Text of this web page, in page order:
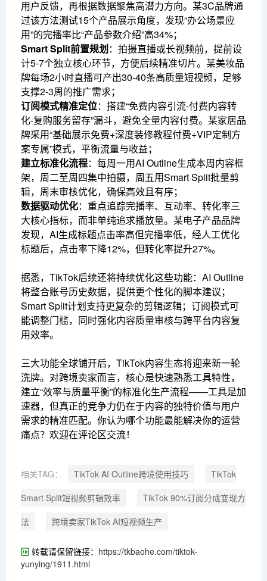
用户反馈，再根据数据聚焦高潜力方向。某3C品牌通
过该方法测试15个产品展示角度，发现“办公场景应
用”的完播率比“产品参数介绍”高34%；
Smart Split前置规划：拍摄直播或长视频前，提前设
计5-7个独立核心环节，方便后续精准切片。某美妆品
牌每场2小时直播可产出30-40条高质量短视频，足够
支撑2-3周的推广需求；
订阅模式精准定位：搭建“免费内容引流-付费内容转
化-复购服务留存”漏斗，避免全量内容付费。某家居品
牌采用“基础展示免费+深度装修教程付费+VIP定制方
案专属”模式，平衡流量与收益；
建立标准化流程：每周一用AI Outline生成本周内容框
架，周二至周四集中拍摄，周五用Smart Split批量剪
辑，周末审核优化，确保高效且有序；
数据驱动优化：重点追踪完播率、互动率、转化率三
大核心指标，而非单纯追求播放量。某电子产品品牌
发现，AI生成标题点击率高但完播率低，经人工优化
标题后，点击率下降12%，但转化率提升27%。
据悉，TikTok后续还将持续优化这些功能：AI Outline
将整合账号历史数据，提供更个性化的脚本建议；
Smart Split计划支持更复杂的剪辑逻辑；订阅模式可
能调整门槛，同时强化内容质量审核与跨平台内容复
用效率。
三大功能全球铺开后，TikTok内容生态将迎来新一轮
洗牌。对跨境卖家而言，核心是快速熟悉工具特性，
建立“效率与质量平衡”的标准化生产流程——工具是加
速器，但真正的竞争力仍在于内容的独特价值与用户
需求的精准匹配。你认为哪个功能最能解决你的运营
痛点？欢迎在评论区交流！
相关TAG： TikTok AI Outline跨境使用技巧
TikTok
Smart Split短视频剪辑效率
TikTok 90%订阅分成变现方
法
跨境卖家TikTok AI短视频生产
转载请保留链接： https://tkbaohe.com/tiktok-
yunying/1911.html